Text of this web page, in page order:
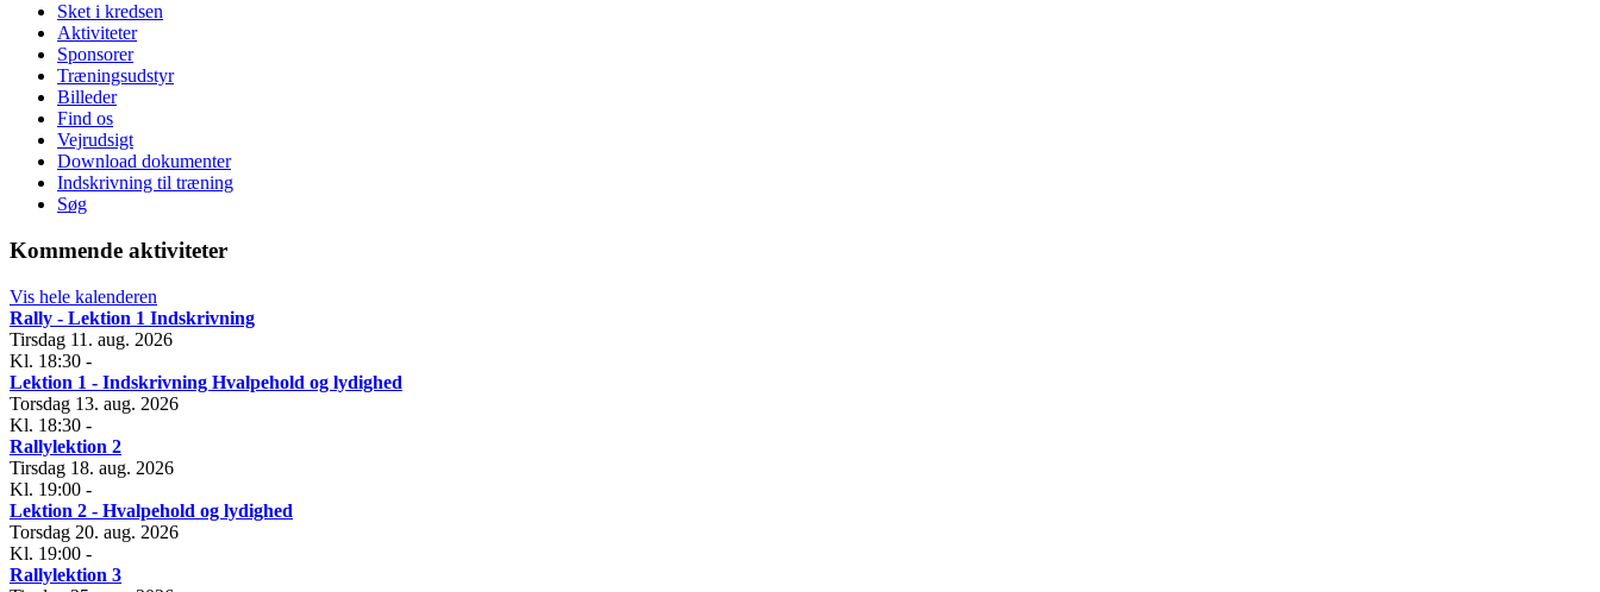
Sket i kredsen
Aktiviteter
Sponsorer
Træningsudstyr
Billeder
Find os
Vejrudsigt
Download dokumenter
Indskrivning til træning
Søg
Kommende aktiviteter
Vis hele kalenderen
Rally - Lektion 1 Indskrivning
Tirsdag 11. aug. 2026
Kl. 18:30 -
Lektion 1 - Indskrivning Hvalpehold og lydighed
Torsdag 13. aug. 2026
Kl. 18:30 -
Rallylektion 2
Tirsdag 18. aug. 2026
Kl. 19:00 -
Lektion 2 - Hvalpehold og lydighed
Torsdag 20. aug. 2026
Kl. 19:00 -
Rallylektion 3